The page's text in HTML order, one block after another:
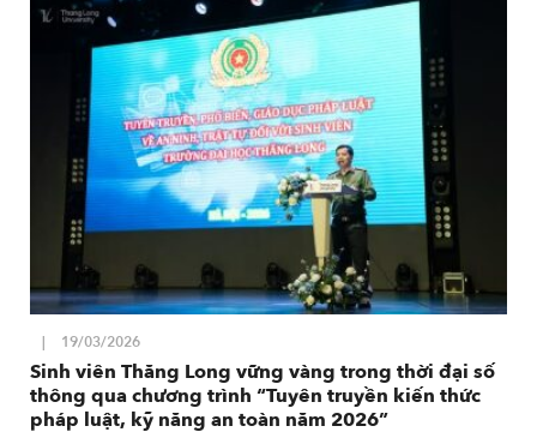
19/03/2026
Sinh viên Thăng Long vững vàng trong thời đại số
thông qua chương trình “Tuyên truyền kiến thức
pháp luật, kỹ năng an toàn năm 2026”